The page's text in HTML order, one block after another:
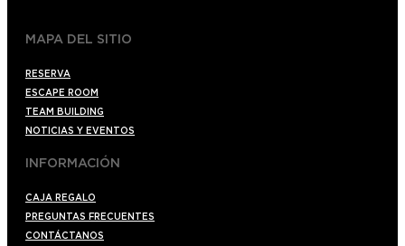
MAPA DEL SITIO
RESERVA
ESCAPE ROOM
TEAM BUILDING
NOTICIAS Y EVENTOS
INFORMACIÓN
CAJA REGALO
PREGUNTAS FRECUENTES
CONTÁCTANOS